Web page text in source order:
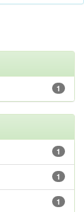
1
1
1
1